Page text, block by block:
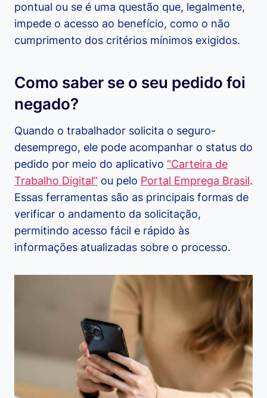
pontual ou se é uma questão que, legalmente,
impede o acesso ao benefício, como o não
cumprimento dos critérios mínimos exigidos.
Como saber se o seu pedido foi
negado?
Quando o trabalhador solicita o seguro-
desemprego, ele pode acompanhar o status do
pedido por meio do aplicativo “Carteira de
Trabalho Digital” ou pelo Portal Emprega Brasil.
Essas ferramentas são as principais formas de
verificar o andamento da solicitação,
permitindo acesso fácil e rápido às
informações atualizadas sobre o processo.